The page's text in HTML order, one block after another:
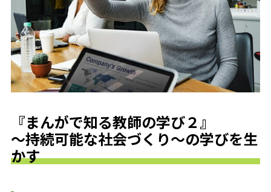
『まんがで知る教師の学び２』
～持続可能な社会づくり～の学びを生
かす